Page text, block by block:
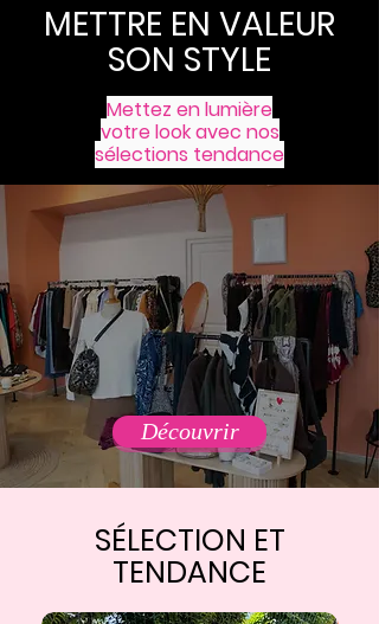
METTRE EN VALEUR
SON STYLE
Mettez en lumière
votre look avec nos
sélections tendance
Découvrir
SÉLECTION ET
TENDANCE